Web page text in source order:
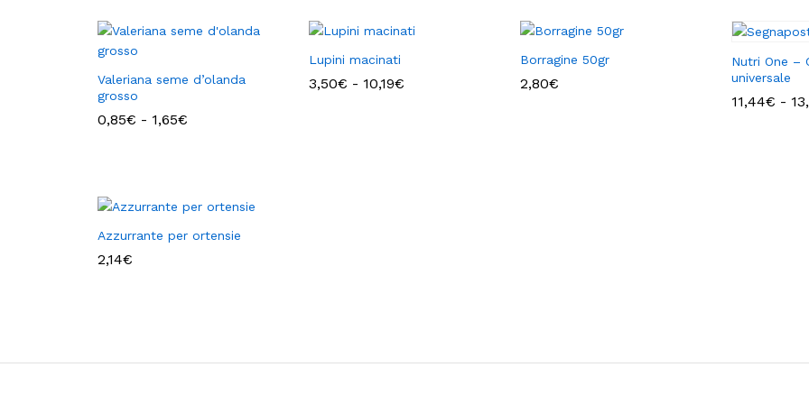
Valeriana seme d’olanda
grosso
0,85€ - 1,65€
1,65€
Lupini macinati
3,50€ - 10,19€
Borragine 50gr
2,80€
Nutri One –
universale
11,44€ -
Azzurrante per ortensie
2,14€